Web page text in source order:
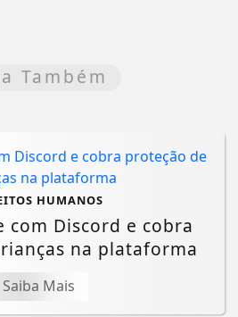
Também
HUMANOS
com Discord e cobra
na plataforma
Saiba Mais